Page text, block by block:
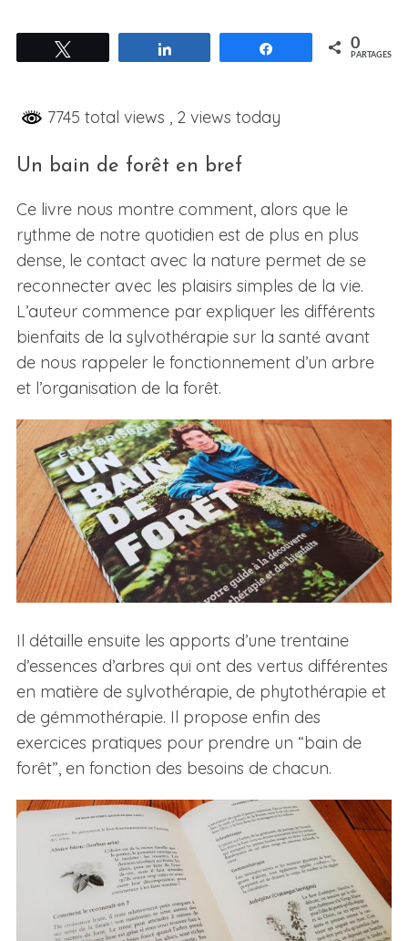
Partagez 0
PARTAGES
7745 total views , 2 views today
Un bain de forêt en bref
Ce livre nous montre comment, alors que le
rythme de notre quotidien est de plus en plus
dense, le contact avec la nature permet de se
reconnecter avec les plaisirs simples de la vie.
L’auteur commence par expliquer les différents
bienfaits de la sylvothérapie sur la santé avant
de nous rappeler le fonctionnement d’un arbre
et l’organisation de la forêt.
Il détaille ensuite les apports d’une trentaine
d’essences d’arbres qui ont des vertus différentes
en matière de sylvothérapie, de phytothérapie et
de gémmothérapie. Il propose enfin des
exercices pratiques pour prendre un “bain de
forêt”, en fonction des besoins de chacun.